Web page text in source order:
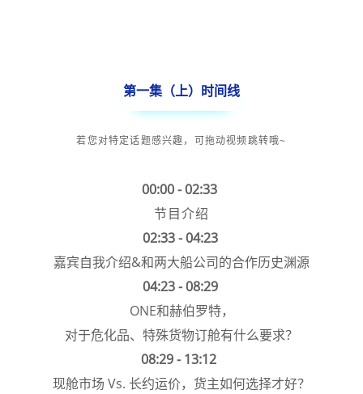
第一集（上）时间线
若您对特定话题感兴趣， 可拖动视频跳转哦~
00:00 - 02:33
节目介绍
02:33 - 04:23
嘉宾自我介绍&和两大船公司的合作历史渊源
04:23 - 08:29
ONE和赫伯罗特，
对于危化品、特殊货物订舱有什么要求？
08:29 - 13:12
现舱市场 Vs. 长约运价，货主如何选择才好？